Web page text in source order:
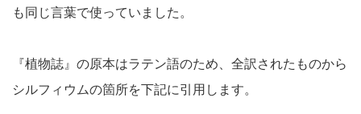
も同じ言葉で使っていました。
『植物誌』の原本はラテン語のため、全訳されたものから
シルフィウムの箇所を下記に引用します。